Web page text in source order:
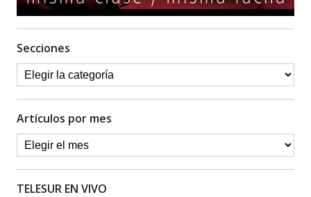
Secciones
Artículos por mes
TELESUR EN VIVO